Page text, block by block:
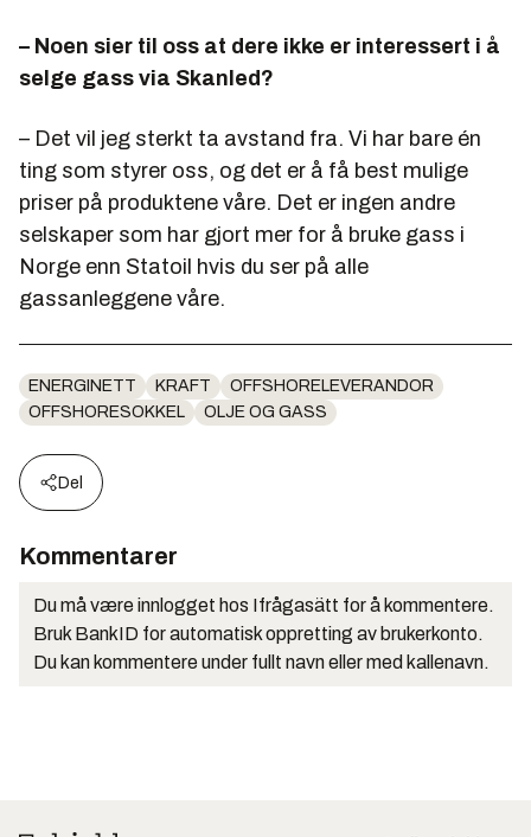
– Noen sier til oss at dere ikke er interessert i å
selge gass via Skanled?
– Det vil jeg sterkt ta avstand fra. Vi har bare én
ting som styrer oss, og det er å få best mulige
priser på produktene våre. Det er ingen andre
selskaper som har gjort mer for å bruke gass i
Norge enn Statoil hvis du ser på alle
gassanleggene våre.
ENERGINETT KRAFT
OFFSHORELEVERANDOR
OFFSHORESOKKEL
OLJE OG GASS
Del
Kommentarer
Du må være innlogget hos Ifrågasätt for å kommentere.
Bruk BankID for automatisk oppretting av brukerkonto.
Du kan kommentere under fullt navn eller med kallenavn.